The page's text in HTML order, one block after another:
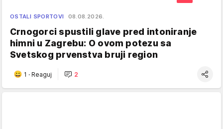
OSTALI SPORTOVI 08.08.2026.
Crnogorci spustili glave pred intoniranje
himni u Zagrebu: O ovom potezu sa
Svetskog prvenstva bruji region
1 · Reaguj 2